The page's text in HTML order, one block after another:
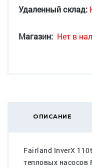
Удаленный склад:
Магазин: Нет в
ОПИСАНИЕ
Fairland InverX
тепловых